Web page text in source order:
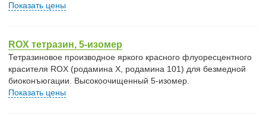
Показать цены
ROX тетразин, 5-изомер
Тетразиновое производное яркого красного флуоресцентного
красителя ROX (родамина X, родамина 101) для безмедной
биоконъюгации. Высокоочищенный 5-изомер.
Показать цены